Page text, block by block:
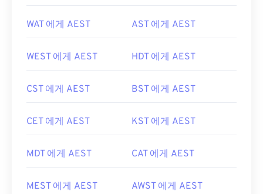
WAT 에게 AEST AST 에게 AEST
WEST 에게 AEST HDT 에게 AEST
CST 에게 AEST BST 에게 AEST
CET 에게 AEST KST 에게 AEST
MDT 에게 AEST CAT 에게 AEST
MEST 에게 AEST AWST 에게 AEST